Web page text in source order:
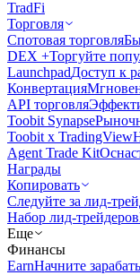
TradFi
Торговля
Спотовая торговля
DEX +Торгуйте
LaunchpadДоступ к
Конвертация
API торговля
Toobit Synapse
Toobit x TradingView
Agent Trade Kit
Награды
Копировать
Следуйте за лид-
Набор лид-трейдеров
Еще
Финансы
EarnНачните